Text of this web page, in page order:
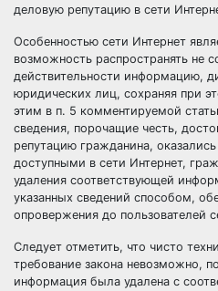
деловую репутацию в сети
Особенностью сети Интернет
возможность распространять не
действительности информацию,
юридических лиц, сохраняя при
этим в п. 5 комментируемой
сведения, порочащие честь,
репутацию гражданина,
доступными в сети Интернет,
удаления соответствующей
указанных сведений способом,
опровержения до пользователей
Следует отметить, что чисто
требование закона невозможно,
информация была удалена с